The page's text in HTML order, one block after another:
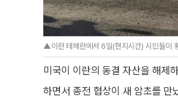
▲이란 테헤란에서 6일(현지시간) 시민들이
미국이 이란의 동결 자산을 해제
하면서 종전 협상이 새 암초를 만